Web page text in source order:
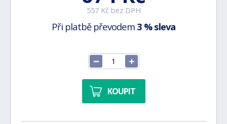
557 Kč bez DPH
Při platbě převodem 3 % sleva
KOUPIT